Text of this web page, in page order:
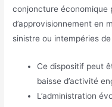
conjoncture économique
d’approvisionnement en
sinistre ou intempéries
Ce dispositif peut
baisse d’activité
L’administration